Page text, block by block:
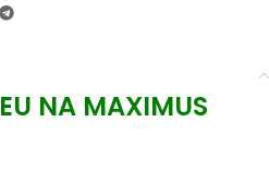
NA MAXIMUS